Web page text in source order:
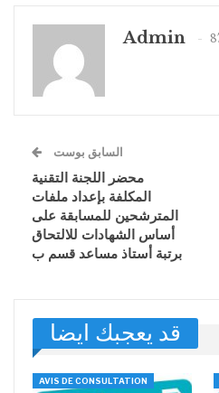
Admin
السابق بوست
محضر اللجنة التقنية
المكلفة بإعداد ملفات
المترشحين للمسابقة على
أساس الشهادات للالتحاق
برتبة أستاذ مساعد قسم ب
قد يعجبك ايضا
AVIS DE CONSULTATION